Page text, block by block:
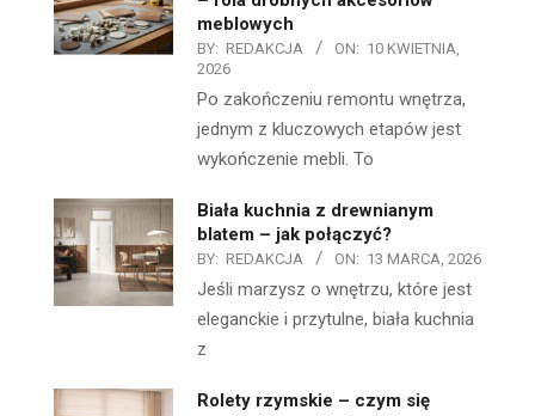
meblowych
BY: REDAKCJA ON: 10 KWIETNIA,
2026
Po zakończeniu remontu wnętrza,
jednym z kluczowych etapów jest
wykończenie mebli. To
Biała kuchnia z drewnianym
blatem – jak połączyć?
BY: REDAKCJA ON: 13 MARCA, 2026
Jeśli marzysz o wnętrzu, które jest
eleganckie i przytulne, biała kuchnia
z
Rolety rzymskie – czym się